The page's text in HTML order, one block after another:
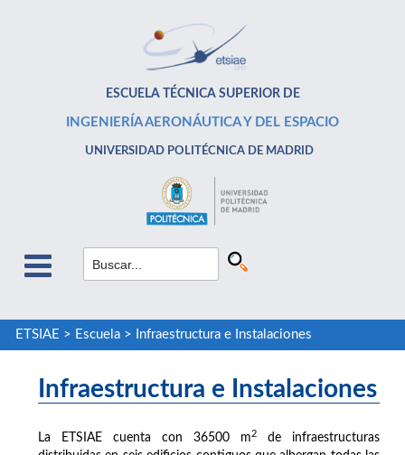
ESCUELA TÉCNICA SUPERIOR DE
INGENIERÍA AERONÁUTICA Y DEL ESPACIO
UNIVERSIDAD POLITÉCNICA DE MADRID
ETSIAE > Escuela> Infraestructura e Instalaciones
Infraestructura e Instalaciones
La ETSIAE cuenta con 36500 m2
de infraestructuras